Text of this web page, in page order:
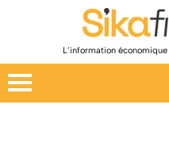
L’information